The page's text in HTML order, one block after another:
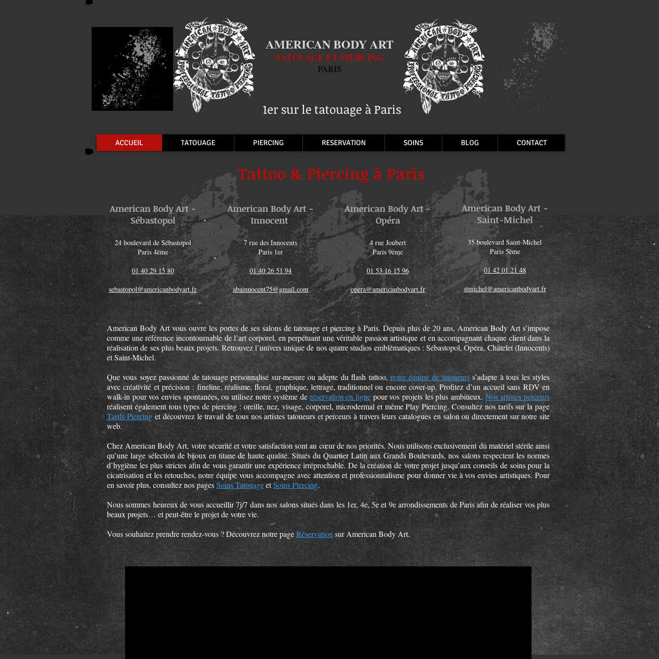
AMERICAN BODY ART
TATOUAGE ET PIERCING
PARIS
1er sur le tatouage à Paris
ACCUEIL TATOUAGE PIERCING RESERVATION SOINS BLOG CONTACT
Tattoo & Piercing à Paris
American Body Art -
Sébastopol
24 boulevard de Sébastopol
Paris 4ème
01 40 29 15 80
sebastopol@americanbodyart.fr
American Body Art -
Innocent
7 rue des Innocents
Paris 1er
01 40 26 51 94
abainnocent75@gmail.com
American Body Art -
Opéra
4 rue Joubert
Paris 9ème
01 53 16 15 96
opera@americanbodyart.fr
American Body Art -
Saint-Michel
35 boulevard Saint-Michel
Paris 5ème
01 42 01 21 48
stmichel@americanbodyart.fr
American Body Artvous ouvre les portes de ses salons de tatouage et piercing à Paris. Depuis plus de 20 ans, American Body Art s’impose
comme une référence incontournable de l’art corporel, en perpétuant une véritable passion artistique et en accompagnant chaque client dans la
réalisation de ses plus beaux projets. Retrouvez l’univers unique de nos quatre studios emblématiques : Sébastopol, Opéra, Châtelet (Innocents)
et Saint-Michel.
Que vous soyez passionné de tatouage personnalisé sur-mesure ou adepte du flash tattoo, notre équipe de tatoueurs s’adapte à tous les styles
avec créativité et précision : fineline, réalisme, floral, graphique, lettrage, traditionnel ou encore cover-up. Profitez d’un accueil sans RDV en
walk-in pour vos envies spontanées, ou utilisez notre système de réservation en ligne pour vos projets les plus ambitieux.Nos artistes perceurs
réalisent également tous types de piercing : oreille, nez, visage, corporel, microdermal et même Play Piercing. Consultez nos tarifs sur la page
Tarifs Piercing et découvrez le travail de tous nos artistes tatoueurs et perceurs à travers leurs catalogues en salon ou directement sur notre site
web.
Chez American Body Art, votre sécurité et votre satisfaction sont au cœur de nos priorités. Nous utilisons exclusivement du matériel stérile ainsi
qu’une large sélection de bijoux en titane de haute qualité. Situés du Quartier Latin aux Grands Boulevards, nos salons respectent les normes
d’hygiène les plus strictes afin de vous garantir une expérience irréprochable. De la création de votre projet jusqu’aux conseils de soins pour la
cicatrisation et les retouches, notre équipe vous accompagne avec attention et professionnalisme pour donner vie à vos envies artistiques. Pour
en savoir plus, consultez nos pagesSoins TatouageetSoins Piercing.
Nous sommes heureux de vous accueillir 7j/7 dans nos salons situés dans les 1er, 4e, 5e et 9e arrondissements de Paris afin de réaliser vos plus
beaux projets… et peut-être le projet de votre vie.
Vous souhaitez prendre rendez-vous ? Découvrez notre pageRéservation sur American Body Art.